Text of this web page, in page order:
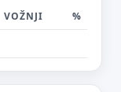
VOŽNJI %